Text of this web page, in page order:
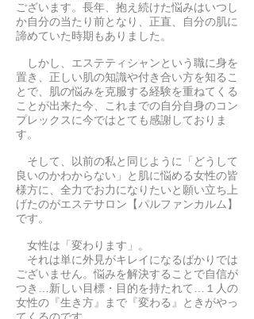
ございます。長年、抱え続けた悩みはいつし
か自分の当たり前となり、正直、自分の肌に
諦めていた時期もありました。
しかし、エステティシャンという職に身を
置き、正しい肌の知識や付き合い方を知るこ
とで、肌の悩みを克服する経験を重ねてくる
ことが出来た今、これまでの自分自身のコン
プレックスに今ではとても感謝しておりま
す。
そして、以前の私と同じように「どうして
良いのかわからない」と肌に悩める女性の皆
様方に、全力でお力になりたいと願い立ち上
げたのがエステサロン【パルファンカルム】
です。
女性は「変わります」。
それは単に外見がキレイになるばかりでは
ございません。悩みを解決することで自信が
つき…新しい目標・目的を持たれて…１人の
女性の『生き方』まで『変わる』ときがやっ